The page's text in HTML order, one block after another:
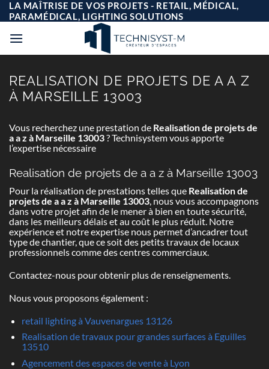
Passer
au
contenu
LA MAÎTRISE DE VOS PROJETS - RETAIL, MÉDICAL,
PARAMÉDICAL, LIGHTING SOLUTIONS
REALISATION DE PROJETS DE A A Z
À MARSEILLE 13003
Vous recherchez une prestation de Realisation de projets de
a a z à Marseille 13003? Technisystem vous apporte
l’expertise nécessaire
Realisation de projets de a a z à Marseille 13003
Pour la réalisation de prestations telles que Realisation de
projets de a a z à Marseille 13003, nous vous accompagnons
dans votre projet afin de le mener à bien en toute sécurité,
dans les meilleurs délais et au coût le plus réduit. Notre
expérience et notre expertise nous permet d’ancadrer tout
type de chantier, que ce soit des petits travaux de locaux
professionnels comme des centres commerciaux.
Contactez-nous pour obtenir plus de renseignements.
Nous vous proposons également :
retail lighting à Vauvenargues 13126
Realisation de travaux pour grandes surfaces à Eguilles
13510
Agencement des espaces de vente à Lyon